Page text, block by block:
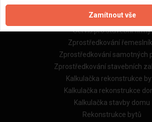
Naše služby
Servis pro stavební firmy
Zprostředkování
Zprostředkování samotných
Zprostředkování stavebních
Kalkulačka rekonstrukce
Kalkulačka rekonstrukce
Kalkulačka stavby domu
Rekonstrukce bytů
Zamítnout vše